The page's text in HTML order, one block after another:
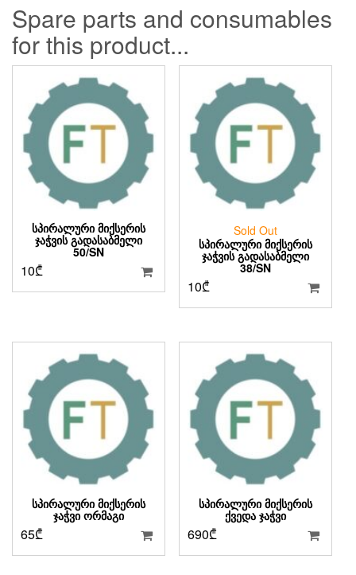
Spare parts and consumables
for this product...
ᲡᲞᲘᲠᲐᲚᲣᲠᲘ ᲛᲘᲥᲡᲔᲠᲘᲡ
ᲯᲐᲭᲕᲘᲡ ᲒᲐᲓᲐᲡᲐᲑᲛᲔᲚᲘ
50/SN
10₾
Sold Out
ᲡᲞᲘᲠᲐᲚᲣᲠᲘ ᲛᲘᲥᲡᲔᲠᲘᲡ
ᲯᲐᲭᲕᲘᲡ ᲒᲐᲓᲐᲡᲐᲑᲛᲔᲚᲘ
38/SN
10₾
ᲡᲞᲘᲠᲐᲚᲣᲠᲘ ᲛᲘᲥᲡᲔᲠᲘᲡ
ᲯᲐᲭᲕᲘ ᲝᲠᲛᲐᲒᲘ
65₾
ᲡᲞᲘᲠᲐᲚᲣᲠᲘ ᲛᲘᲥᲡᲔᲠᲘᲡ
ᲥᲕᲔᲓᲐ ᲯᲐᲭᲕᲘ
690₾